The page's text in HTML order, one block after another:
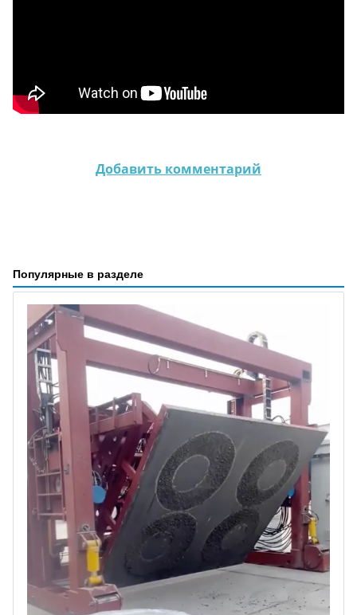
Добавить комментарий
Популярные в разделе